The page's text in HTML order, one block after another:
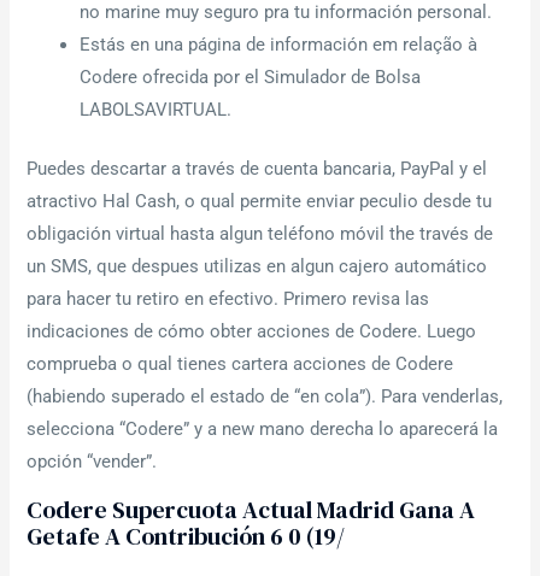
no marine muy seguro pra tu información personal.
Estás en una página de información em relação à
Codere ofrecida por el Simulador de Bolsa
LABOLSAVIRTUAL.
Puedes descartar a través de cuenta bancaria, PayPal y el
atractivo Hal Cash, o qual permite enviar peculio desde tu
obligación virtual hasta algun teléfono móvil the través de
un SMS, que despues utilizas en algun cajero automático
para hacer tu retiro en efectivo. Primero revisa las
indicaciones de cómo obter acciones de Codere. Luego
comprueba o qual tienes cartera acciones de Codere
(habiendo superado el estado de “en cola”). Para venderlas,
selecciona “Codere” y a new mano derecha lo aparecerá la
opción “vender”.
Codere Supercuota Actual Madrid Gana A
Getafe A Contribución 6 0 (19/